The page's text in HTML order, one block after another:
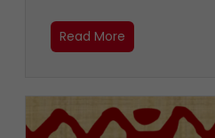
Read More